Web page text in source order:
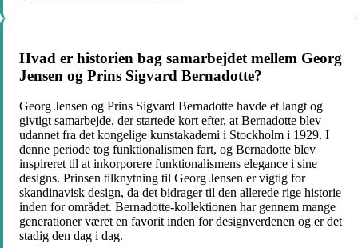
Hvad er historien bag samarbejdet mellem Georg
Jensen og Prins Sigvard Bernadotte?
Georg Jensen og Prins Sigvard Bernadotte havde et langt og
givtigt samarbejde, der startede kort efter, at Bernadotte blev
udannet fra det kongelige kunstakademi i Stockholm i 1929. I
denne periode tog funktionalismen fart, og Bernadotte blev
inspireret til at inkorporere funktionalismens elegance i sine
designs. Prinsen tilknytning til Georg Jensen er vigtig for
skandinavisk design, da det bidrager til den allerede rige historie
inden for området. Bernadotte-kollektionen har gennem mange
generationer været en favorit inden for designverdenen og er det
stadig den dag i dag.